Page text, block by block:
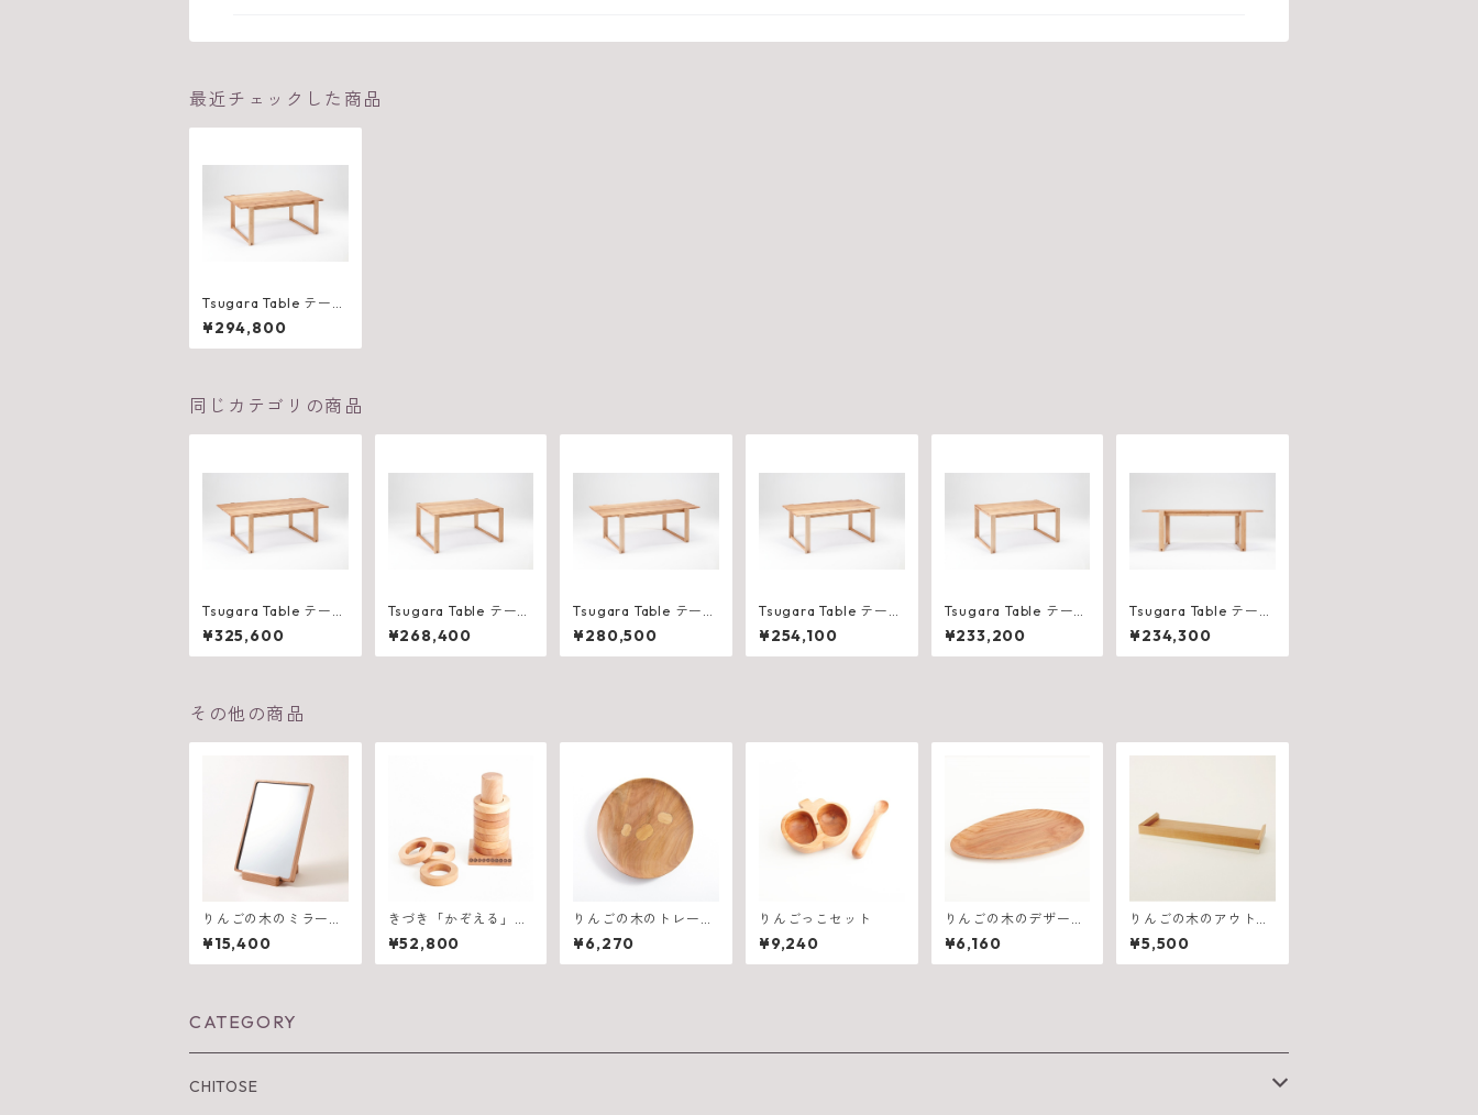
最近チェックした商品
Tsugara Table テーブ
ル 900（W1800×D9
75×H710mm）
¥294,800
同じカテゴリの商品
Tsugara Table テーブ
ル 900（W2100×D9
75×H710mm）
¥325,600
Tsugara Table テーブ
ル 900（W1500×D9
75×H710mm）
¥268,400
Tsugara Table テーブ
ル 750（W2100×D82
5×H710mm）
¥280,500
Tsugara Table テーブ
ル 750（W1800×D82
5×H710mm）
¥254,100
Tsugara Table テーブ
ル 750（W1500×D82
5×H710mm）
¥233,200
Tsugara Table テーブ
ル 600（W2100×D6
75×H710mm）
¥234,300
その他の商品
りんごの木のミラー
スタンド式 SHIRAKA
MI sanchi
¥15,400
きづき「かぞえる」
（１段から１０段セッ
ト）
¥52,800
りんごの木のトレー
APPLE TREE
¥6,270
りんごっこセット
¥9,240
りんごの木のデザート
皿
¥6,160
りんごの木のアウトバ
ストレイ
¥5,500
CATEGORY
CHITOSE